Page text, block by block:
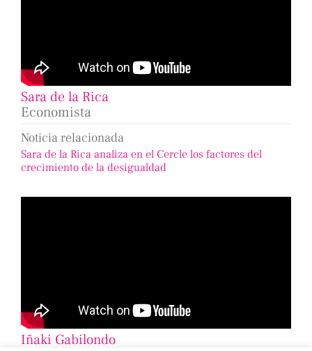
Sara de la Rica
Economista
Noticia relacionada
Sara de la Rica analiza en el Cercle los factores del
crecimiento de la desigualdad
Iñaki Gabilondo